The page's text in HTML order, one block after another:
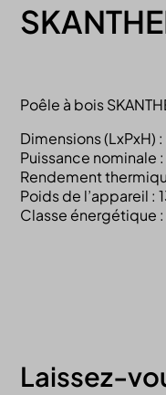
Poêle à bois
Dimensions
Puissance nominale
Rendement
Poids de l’appareil :
Classe énergétique :
Laissez-